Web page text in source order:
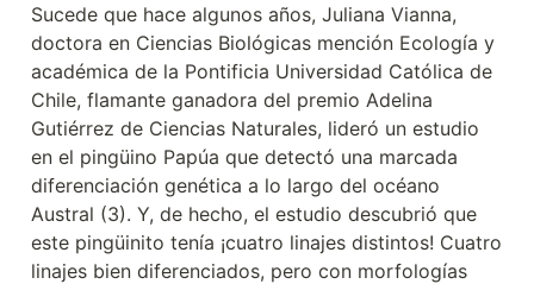
Sucede que hace algunos años, Juliana Vianna,
doctora en Ciencias Biológicas mención Ecología y
académica de la Pontificia Universidad Católica de
Chile, flamante ganadora del premio Adelina
Gutiérrez de Ciencias Naturales, lideró un estudio
en el pingüino Papúa que detectó una marcada
diferenciación genética a lo largo del océano
Austral (3). Y, de hecho, el estudio descubrió que
este pingüinito tenía ¡cuatro linajes distintos! Cuatro
linajes bien diferenciados, pero con morfologías